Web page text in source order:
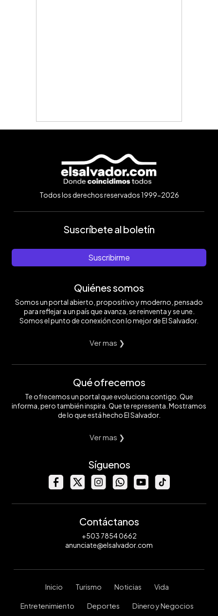
Todos los derechos reservados 1999-2026
Suscríbete al boletín
Suscribirme
Quiénes somos
Somos un portal abierto, propositivo y moderno, pensado
para reflejar a un país que avanza, se reinventa y se une.
Somos el punto de conexión con lo mejor de El Salvador.
Ver mas ❯
Qué ofrecemos
Te ofrecemos un portal que evoluciona contigo. Que
informa, pero también inspira. Que te representa. Mostramos
de lo que está hecho El Salvador.
Ver mas ❯
Síguenos
Contáctanos
+503 7854 0662
anunciate@elsalvador.com
Inicio Turismo Noticias Vida
Entretenimiento Deportes Dinero y Negocios